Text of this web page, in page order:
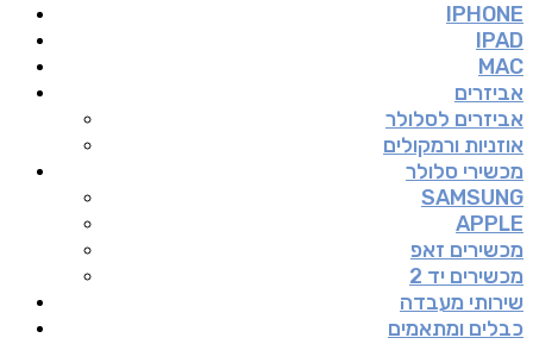
IPHONE
IPAD
MAC
אביזרים
אביזרים לסלולר
אוזניות ורמקולים
מכשירי סלולר
SAMSUNG
APPLE
מכשירים זאפ
מכשירים יד 2
שירותי מעבדה
כבלים ומתאמים